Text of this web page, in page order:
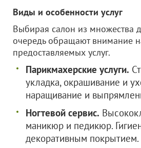
Виды и особенности услуг
Выбирая салон из множества
очередь обращают внимание
предоставляемых услуг.
Парикмахерские услуги.
укладка, окрашивание и
наращивание и
Ногтевой сервис.
маникюр и педикюр.
декоративным покрытием.